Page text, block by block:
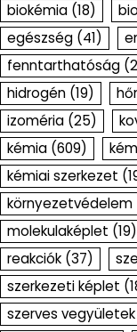
biokémia (18)
egészség (41)
fenntarthatóság
hidrogén (19)
izoméria (25)
kémia (609)
kémiai szerkezet
környezetvédelem
molekulaképlet (19)
reakciók (37)
szerkezeti képlet
szerves vegyületek